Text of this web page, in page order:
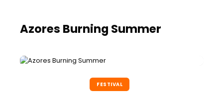
Azores Burning Summer
FESTIVAL